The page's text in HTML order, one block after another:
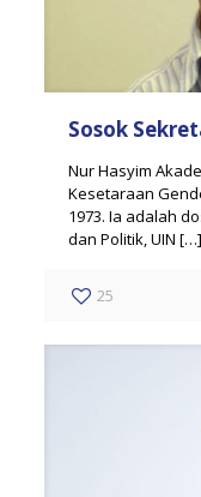
Sosok
Nur Hasyim
Kesetaraan
1973. Ia adalah
dan Politik, UIN […]
25